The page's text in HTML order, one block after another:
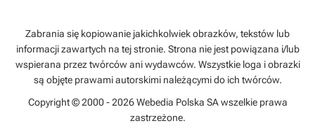
Zabrania się kopiowanie jakichkolwiek obrazków, tekstów lub
informacji zawartych na tej stronie. Strona nie jest powiązana i/lub
wspierana przez twórców ani wydawców. Wszystkie loga i obrazki
są objęte prawami autorskimi należącymi do ich twórców.
Copyright © 2000 - 2026 Webedia Polska SA wszelkie prawa
zastrzeżone.